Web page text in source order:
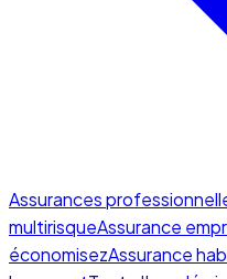
Assurances
multirisqueAssurance
économisezAssurance